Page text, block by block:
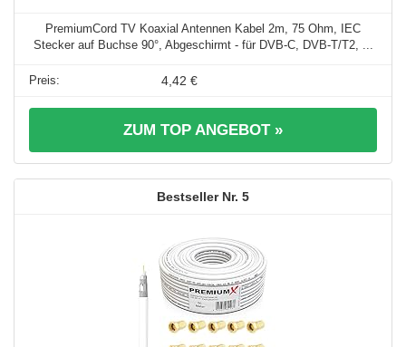
PremiumCord TV Koaxial Antennen Kabel 2m, 75 Ohm, IEC
Stecker auf Buchse 90°, Abgeschirmt - für DVB-C, DVB-T/T2, ...
4,42 €
ZUM TOP ANGEBOT »
5